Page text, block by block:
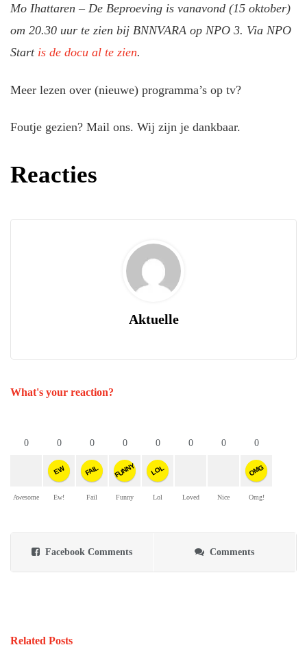
Mo Ihattaren – De Beproeving is vanavond (15 oktober)
om 20.30 uur te zien bij BNNVARA op NPO 3. Via NPO
Start is de docu al te zien.
Meer lezen over (nieuwe) programma’s op tv?
Foutje gezien? Mail ons. Wij zijn je dankbaar.
Reacties
Aktuelle
What's your reaction?
0
Awesome
0
EW
Ew!
0
FAIL
Fail
0
FUNNY
Funny
0
LOL
Lol
0
Loved
0
Nice
0
OMG
Omg!
Facebook Comments Comments
Related Posts